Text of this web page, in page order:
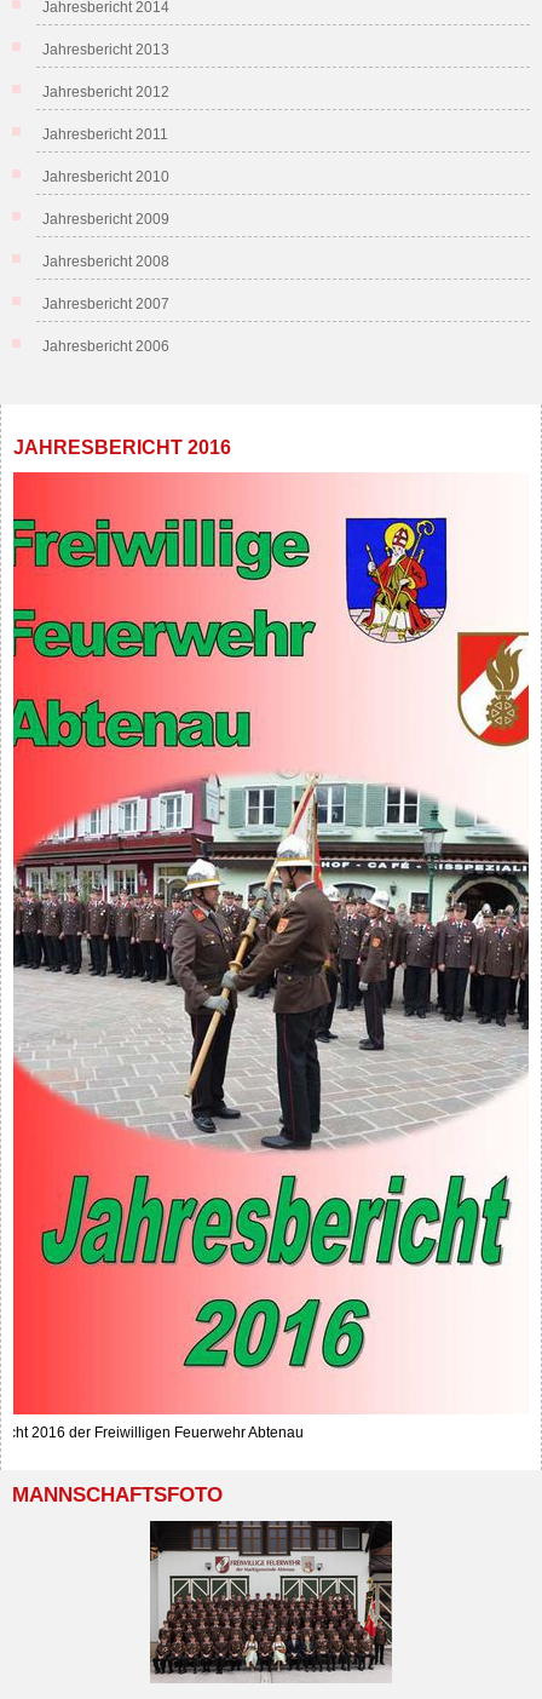
Jahresbericht 2014
Jahresbericht 2013
Jahresbericht 2012
Jahresbericht 2011
Jahresbericht 2010
Jahresbericht 2009
Jahresbericht 2008
Jahresbericht 2007
Jahresbericht 2006
JAHRESBERICHT 2016
2016 der Freiwilligen Feuerwehr Abtenau
MANNSCHAFTSFOTO